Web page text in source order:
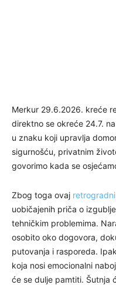
Merkur 29.6.2026. kreće
direktno se okreće 24.7.
u znaku koji upravlja
sigurnošću, privatnim
govorimo kada se
Zbog toga ovaj
uobičajenih priča o
tehničkim problemima.
osobito oko dogovora,
putovanja i rasporeda.
koja nosi emocionalni
će se dulje pamtiti. Šutnja